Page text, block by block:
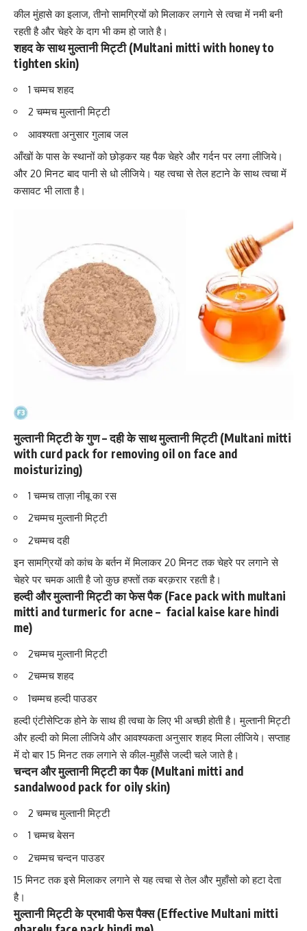
कील मुंहासे का इलाज, तीनो सामग्रियों को मिलाकर लगाने से त्वचा में नमी बनी
रहती है और चेहरे के दाग भी कम हो जाते है।
शहद के साथ मुल्तानी मिट्टी (Multani mitti with honey to
tighten skin)
1 चम्मच शहद
2 चम्मच मुल्तानी मिट्टी
आवश्यता अनुसार गुलाब जल
आँखों के पास के स्थानों को छोड़कर यह पैक चेहरे और गर्दन पर लगा लीजिये।
और 20 मिनट बाद पानी से धो लीजिये। यह त्वचा से तेल हटाने के साथ त्वचा में
कसावट भी लाता है।
मुल्तानी मिट्टी के गुण – दही के साथ मुल्तानी मिट्टी (Multani mitti
with curd pack for removing oil on face and
moisturizing)
1 चम्मच ताज़ा नीबू का रस
2चम्मच मुल्तानी मिट्टी
2चम्मच दही
इन सामग्रियों को कांच के बर्तन में मिलाकर 20 मिनट तक चेहरे पर लगाने से
चेहरे पर चमक आती है जो कुछ हफ्तों तक बरक़रार रहती है।
हल्दी और मुल्तानी मिट्टी का फेस पैक (Face pack with multani
mitti and turmeric for acne – facial kaise kare hindi
me)
2चम्मच मुल्तानी मिट्टी
2चम्मच शहद
1चम्मच हल्दी पाउडर
हल्दीएंटीसेप्टिकहोने के साथ ही त्वचा के लिए भी अच्छी होती है। मुल्तानी मिट्टी
और हल्दी को मिला लीजिये और आवश्यकता अनुसार शहद मिला लीजिये। सप्ताह
में दो बार 15 मिनट तक लगाने से कील-मुहाँसे जल्दी चले जाते है।
चन्दन और मुल्तानी मिट्टी का पैक (Multani mitti and
sandalwood pack for oily skin)
2 चम्मच मुल्तानी मिट्टी
1 चम्मच बेसन
2चम्मच चन्दन पाउडर
15 मिनट तक इसे मिलाकर लगाने से यह त्वचा से तेल और मुहाँसो को हटा देता
है।
मुल्तानी मिट्टी के प्रभावी फेस पैक्स (Effective Multani mitti